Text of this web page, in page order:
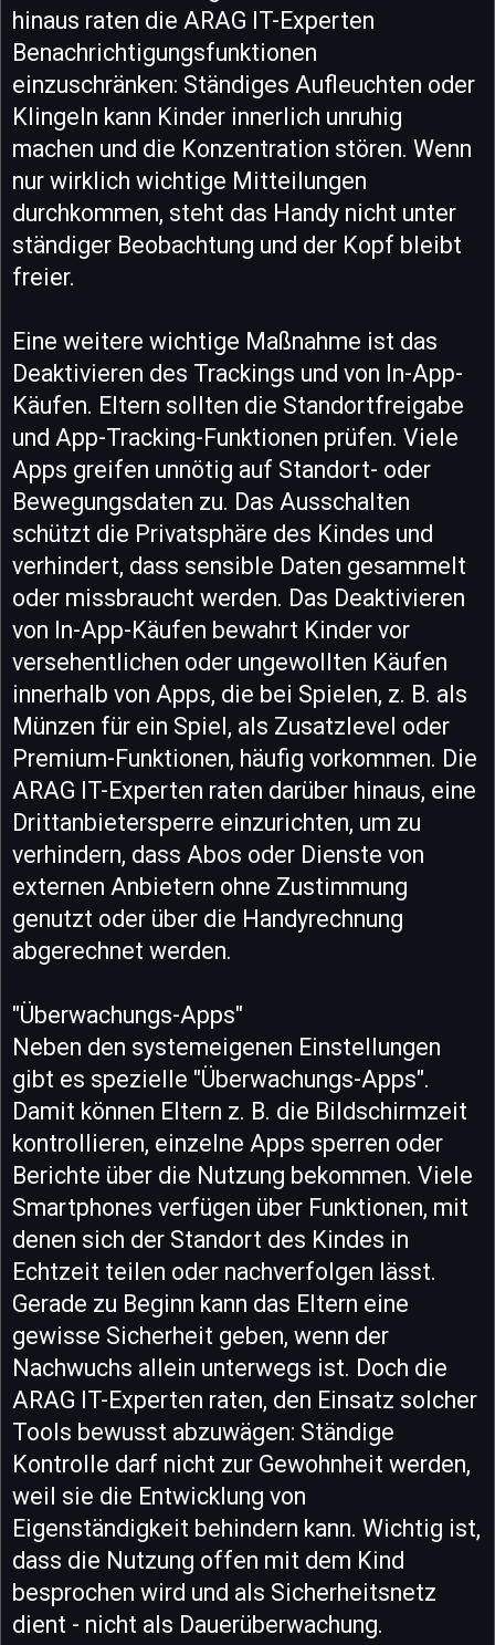
hinaus raten die ARAG IT-Experten
Benachrichtigungsfunktionen
einzuschränken: Ständiges Aufleuchten oder
Klingeln kann Kinder innerlich unruhig
machen und die Konzentration stören. Wenn
nur wirklich wichtige Mitteilungen
durchkommen, steht das Handy nicht unter
ständiger Beobachtung und der Kopf bleibt
freier.
Eine weitere wichtige Maßnahme ist das
Deaktivieren des Trackings und von In-App-
Käufen. Eltern sollten die Standortfreigabe
und App-Tracking-Funktionen prüfen. Viele
Apps greifen unnötig auf Standort- oder
Bewegungsdaten zu. Das Ausschalten
schützt die Privatsphäre des Kindes und
verhindert, dass sensible Daten gesammelt
oder missbraucht werden. Das Deaktivieren
von In-App-Käufen bewahrt Kinder vor
versehentlichen oder ungewollten Käufen
innerhalb von Apps, die bei Spielen, z. B. als
Münzen für ein Spiel, als Zusatzlevel oder
Premium-Funktionen, häufig vorkommen. Die
ARAG IT-Experten raten darüber hinaus, eine
Drittanbietersperre einzurichten, um zu
verhindern, dass Abos oder Dienste von
externen Anbietern ohne Zustimmung
genutzt oder über die Handyrechnung
abgerechnet werden.
"Überwachungs-Apps"
Neben den systemeigenen Einstellungen
gibt es spezielle "Überwachungs-Apps".
Damit können Eltern z. B. die Bildschirmzeit
kontrollieren, einzelne Apps sperren oder
Berichte über die Nutzung bekommen. Viele
Smartphones verfügen über Funktionen, mit
denen sich der Standort des Kindes in
Echtzeit teilen oder nachverfolgen lässt.
Gerade zu Beginn kann das Eltern eine
gewisse Sicherheit geben, wenn der
Nachwuchs allein unterwegs ist. Doch die
ARAG IT-Experten raten, den Einsatz solcher
Tools bewusst abzuwägen: Ständige
Kontrolle darf nicht zur Gewohnheit werden,
weil sie die Entwicklung von
Eigenständigkeit behindern kann. Wichtig ist,
dass die Nutzung offen mit dem Kind
besprochen wird und als Sicherheitsnetz
dient - nicht als Dauerüberwachung.